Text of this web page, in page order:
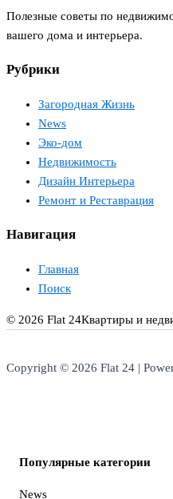
Полезные советы по
вашего дома и интерьера.
Рубрики
Загородная Жизнь
News
Эко-дом
Недвижимость
Дизайн Интерьера
Ремонт и Реставрация
Навигация
Главная
Поиск
© 2026 Flat 24Квартиры и
Copyright © 2026 Flat 24 |
Популярные категории
News